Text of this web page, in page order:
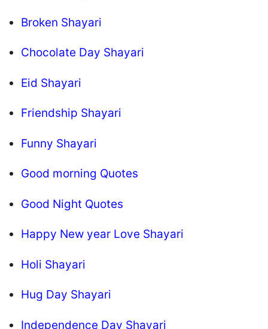
Broken Shayari
Chocolate Day Shayari
Eid Shayari
Friendship Shayari
Funny Shayari
Good morning Quotes
Good Night Quotes
Happy New year Love Shayari
Holi Shayari
Hug Day Shayari
Independence Day Shayari